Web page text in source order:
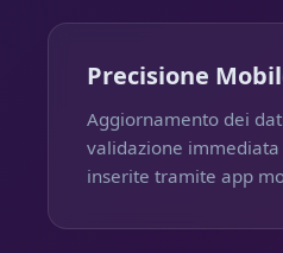
Precisione
Aggiornamento dei
validazione
inserite tramite app